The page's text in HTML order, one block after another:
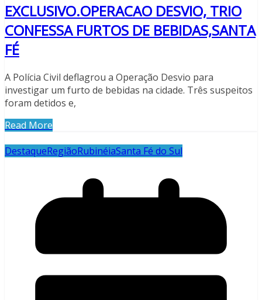
EXCLUSIVO.OPERACAO DESVIO, TRIO
CONFESSA FURTOS DE BEBIDAS,SANTA
FÉ
A Polícia Civil deflagrou a Operação Desvio para
investigar um furto de bebidas na cidade. Três suspeitos
foram detidos e,
Read More
DestaqueRegiãoRubinéiaSanta Fé do Sul